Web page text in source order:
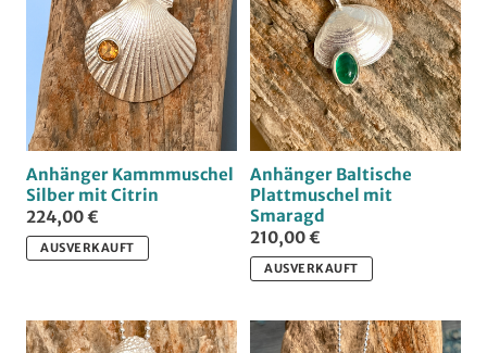
Anhänger Kammmuschel
Silber mit Citrin
224,00 €
AUSVERKAUFT
Anhänger Baltische
Plattmuschel mit
Smaragd
210,00 €
AUSVERKAUFT